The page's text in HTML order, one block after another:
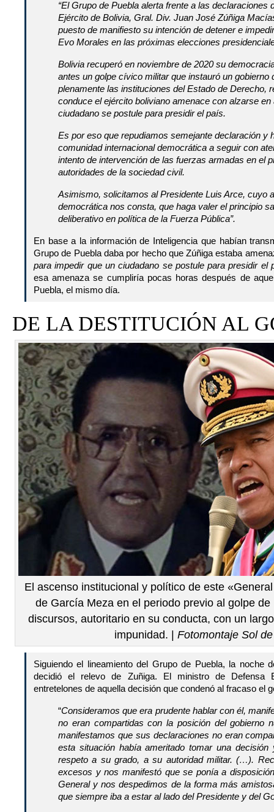
“El Grupo de Puebla alerta frente a las declaraciones
Ejército de Bolivia, Gral. Div. Juan José Zúñiga
puesto de manifiesto su intención de detener e
Evo Morales en las próximas elecciones
Bolivia recuperó en noviembre de 2020 su
antes un golpe cívico militar que instauró un gobierno
plenamente las instituciones del Estado de Derecho,
conduce el ejército boliviano amenace con alzarse
ciudadano se postule para presidir el país.
Es por eso que repudiamos semejante declaración y
comunidad internacional democrática a seguir con
intento de intervención de las fuerzas armadas en el
autoridades de la sociedad civil.
Asimismo, solicitamos al Presidente Luis Arce, cuyo
democrática nos consta, que haga valer el principio
deliberativo en política de la Fuerza Pública”.
En base a la información de Inteligencia que habían
Grupo de Puebla daba por hecho que Zúñiga estaba
para impedir que un ciudadano se postule para presidir el
esa amenaza se cumpliría pocas horas después de
Puebla, el mismo día.
DE LA DESTITUCIÓN AL
El ascenso institucional y político de este
de García Meza en el periodo previo al golpe
discursos, autoritario en su conducta, con un
impunidad. | Fotomontaje Sol
Siguiendo el lineamiento del Grupo de Puebla, la noche
decidió el relevo de Zuñiga. El ministro de Defensa
entretelones de aquella decisión que condenó al fracaso el
“Consideramos que era prudente hablar con él,
no eran compartidas con la posición del gobierno
manifestamos que sus declaraciones no eran
esta situación había ameritado tomar una
respeto a su grado, a su autoridad militar. (…).
excesos y nos manifestó que se ponía a
General y nos despedimos de la forma más
que siempre iba a estar al lado del Presidente y del